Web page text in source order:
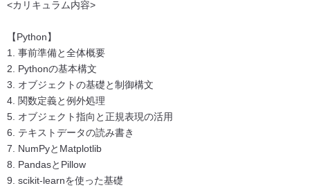
<カリキュラム内容>
【Python】
1. 事前準備と全体概要
2. Pythonの基本構文
3. オブジェクトの基礎と制御構文
4. 関数定義と例外処理
5. オブジェクト指向と正規表現の活用
6. テキストデータの読み書き
7. NumPyとMatplotlib
8. PandasとPillow
9. scikit-learnを使った基礎